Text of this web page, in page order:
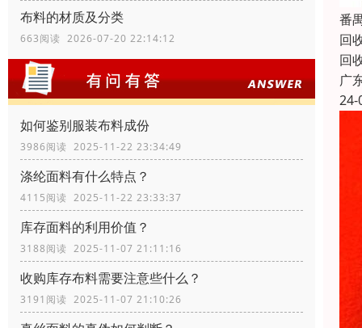
布料的材质及分类
663阅读 2026-07-20 22:14:12
如何鉴别服装布料成份
3986阅读 2025-11-22 23:34:49
涤纶面料有什么特点？
4115阅读 2025-11-22 23:33:37
库存面料的利用价值？
3188阅读 2025-11-07 21:11:16
收购库存布料需要注意些什么？
3191阅读 2025-11-07 21:10:26
番
回
回
广
24-